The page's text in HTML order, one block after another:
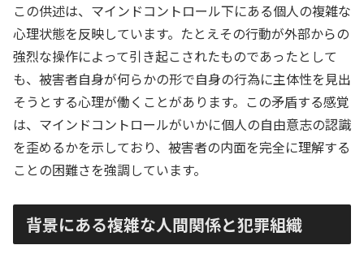
この供述は、マインドコントロール下にある個人の複雑な
心理状態を反映しています。たとえその行動が外部からの
強烈な操作によって引き起こされたものであったとして
も、被害者自身が何らかの形で自身の行為に主体性を見出
そうとする心理が働くことがあります。この矛盾する感覚
は、マインドコントロールがいかに個人の自由意志の認識
を歪めるかを示しており、被害者の内面を完全に理解する
ことの困難さを強調しています。
背景にある複雑な人間関係と犯罪組織